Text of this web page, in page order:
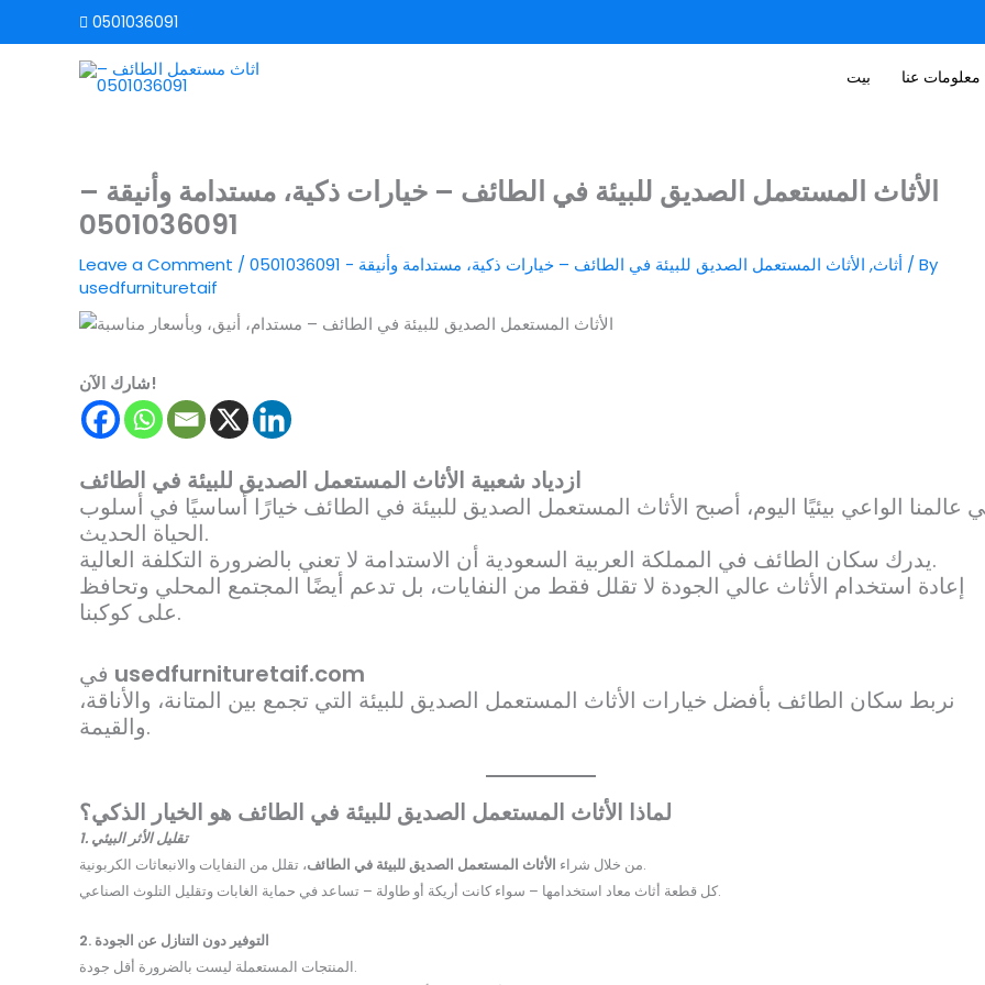
0501036091
بيت معلومات عنا
الأثاث المستعمل الصديق للبيئة في الطائف – خيارات ذكية، مستدامة وأنيقة –
0501036091
Leave a Comment / أثاث, الأثاث المستعمل الصديق للبيئة في الطائف – خيارات ذكية، مستدامة وأنيقة - 0501036091
/ By
usedfurnituretaif
شارك الآن!
ازدياد شعبية الأثاث المستعمل الصديق للبيئة في الطائف
عالمنا الواعي بيئيًا اليوم، أصبح الأثاث المستعمل الصديق للبيئة في الطائف خيارًا أساسيًا في أسلوب
الحياة الحديث.
يدرك سكان الطائف في المملكة العربية السعودية أن الاستدامة لا تعني بالضرورة التكلفة العالية.
إعادة استخدام الأثاث عالي الجودة لا تقلل فقط من النفايات، بل تدعم أيضًا المجتمع المحلي وتحافظ
على كوكبنا.
usedfurnituretaif.com
نربط سكان الطائف بأفضل خيارات الأثاث المستعمل الصديق للبيئة التي تجمع بين المتانة، والأناقة،
والقيمة.
لماذا الأثاث المستعمل الصديق للبيئة في الطائف هو الخيار الذكي؟
1. تقليل الأثر البيئي
من خلال شراء الأثاث المستعمل الصديق للبيئة في الطائف
، تقلل من النفايات والانبعاثات الكربونية.
كل قطعة أثاث معاد استخدامها – سواء كانت أريكة أو طاولة – تساعد في حماية الغابات وتقليل التلوث الصناعي.
2. التوفير دون التنازل عن الجودة
المنتجات المستعملة ليست بالضرورة أقل جودة.